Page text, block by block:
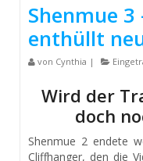
NEWS
INFOS
GUIDES
Shenmue 3
enthüllt
von Cynthia |
Wird der
doch
Shenmue 2 endete
Cliffhanger, den die